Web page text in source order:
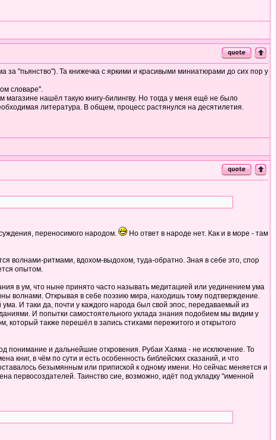
"пьянство"). Та книжечка с яркими и красивыми миниатюрами до сих пор у
словаре".
нашёл такую книгу-билингву. Но тогда у меня ещё не было
литература. В общем, процесс растянулся на десятилетия.
переносимого народом.
Но ответ в народе нет. Как и в море - там
волнами-ритмами, вдохом-выдохом, туда-обратно. Зная в себе это, спор
опытом.
в ум, что ныне принято часто называть медитацией или уединением ума
волнами. Открывая в себе поэзию мира, находишь тому подтверждение.
И таки да, почти у каждого народа был свой эпос, передаваемый из
И попытки самостоятельного уклада знания подобием мы видим у
который также перешёл в запись стихами пережитого и открытого
понимание и дальнейшие откровения. Рубаи Хаяма - не исключение. То
книг, в чём по сути и есть особенность библейских сказаний, и что
безымянным или припиской к одному имени. Но сейчас меняется и
первосоздателей. Таинство сие, возможно, идёт под укладку "именной